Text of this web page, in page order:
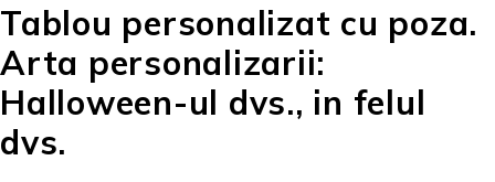
Tablou personalizat cu poza.
Arta personalizarii:
Halloween-ul dvs., in felul
dvs.